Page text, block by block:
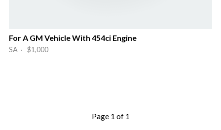
For A GM Vehicle With 454ci Engine
SA · $1,000
Page 1 of 1